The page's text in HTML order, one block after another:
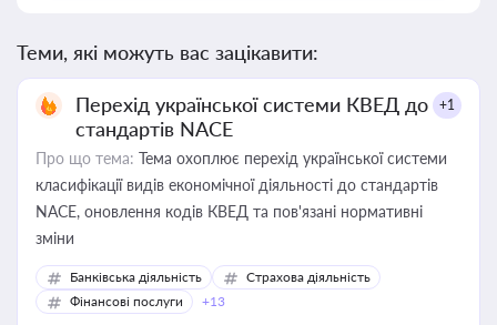
Теми, які можуть вас зацікавити:
Перехід української системи КВЕД до
стандартів NACE
+1
Про що тема: Тема охоплює перехід української системи
класифікації видів економічної діяльності до стандартів
NACE, оновлення кодів КВЕД та пов'язані нормативні
зміни
Банківська діяльність
Страхова діяльність
Фінансові послуги
+13